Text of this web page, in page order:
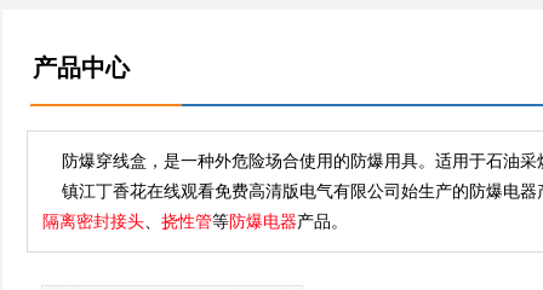
产品中心
防爆穿线盒，是一种外危险场合使用的防爆用具。适用于石油采炼
镇江丁香花在线观看免费高清版电气有限公司始生产的防爆电器
隔离密封接头、 挠性管等防爆电器产品。